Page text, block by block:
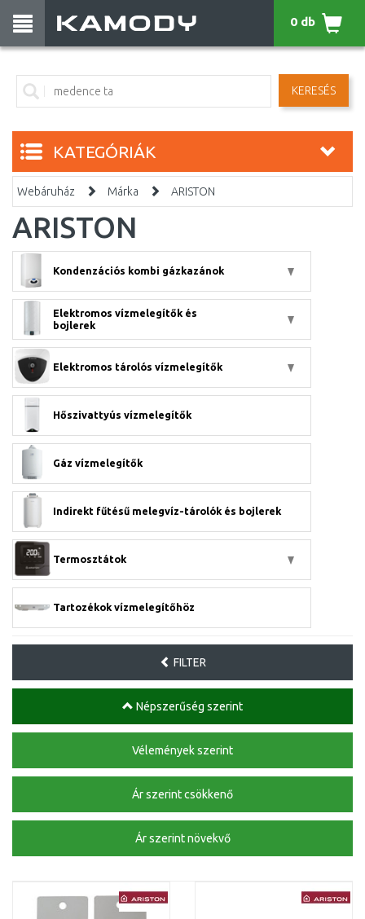
KERESÉS
0 db
KATEGÓRIÁK
Webáruház Márka ARISTON
ARISTON
Kondenzációs kombi gázkazánok
Elektromos vízmelegítők és
bojlerek
Elektromos tárolós vízmelegítők
Hőszivattyús vízmelegítők
Gáz vízmelegítők
Indirekt fűtésű melegvíz-tárolók és bojlerek
Termosztátok
Tartozékok vízmelegítőhöz
FILTER
Népszerűség szerint
Vélemények szerint
Ár szerint csökkenő
Ár szerint növekvő